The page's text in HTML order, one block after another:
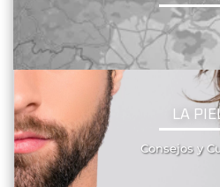
LA
Consejos y